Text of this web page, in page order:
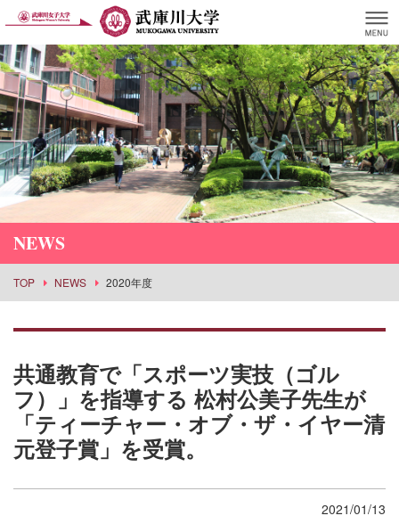
NEWS
TOP NEWS 2020年度
共通教育で「スポーツ実技（ゴル
フ）」を指導する 松村公美子先生が
「ティーチャー・オブ・ザ・イヤー清
元登子賞」を受賞。
2021/01/13